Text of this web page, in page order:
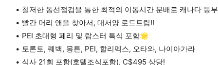
철저한 동선점검을 통한 최적의 이동시간 분배로 캐나다 동
빨간 머리 앤을 찾아서, 대서양 로드트립!!
PEI 초대형 페리 및 랍스터 특식 포함🌟
토론토, 퀘백, 몽튼, PEI, 할리펙스, 오타와, 나이아가라
식사 21회 포함(호텔조식포함), C$495 상당!